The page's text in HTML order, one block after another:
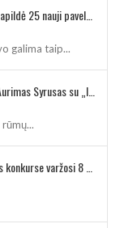
galima taip...